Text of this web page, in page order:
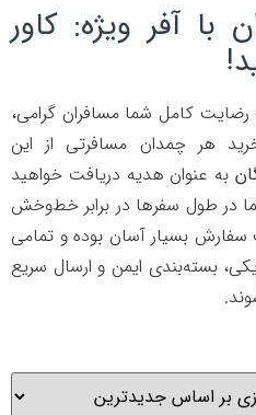
آفر ویژه: کاور
کامل شما مسافران گرامی،
هر چمدان مسافرتی از این
عنوان هدیه دریافت خواهید
طول سفرها در برابر خط‌وخش
بسیار آسان بوده و تمامی
ایمن و ارسال سریع